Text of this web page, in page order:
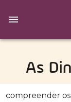
As
compreender os